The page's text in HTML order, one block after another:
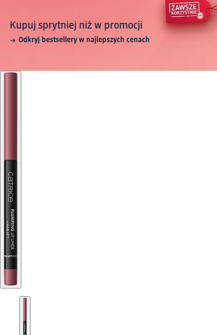
Kupuj sprytniej niż w promocji
Odkryj bestsellery w najlepszych cenach